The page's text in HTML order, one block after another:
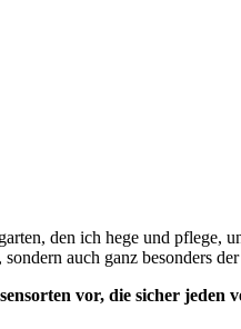
den ich hege und pflege,
auch ganz besonders
vor, die sicher jeden